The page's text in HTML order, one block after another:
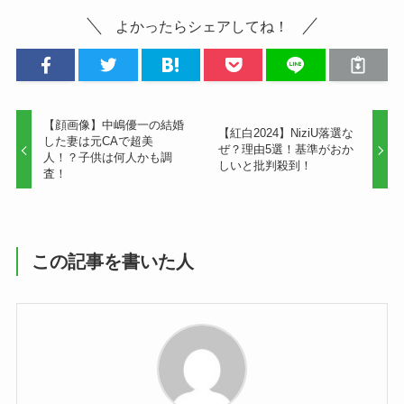
よかったらシェアしてね！
【顔画像】中嶋優一の結婚
した妻は元CAで超美
人！？子供は何人かも調
査！
【紅白2024】NiziU落選な
ぜ？理由5選！基準がおか
しいと批判殺到！
この記事を書いた人